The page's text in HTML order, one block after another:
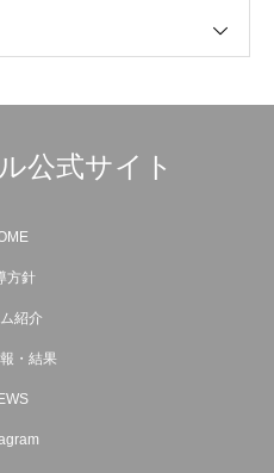
公式サイト
方針
紹介
・結果